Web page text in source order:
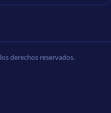
derechos reservados.